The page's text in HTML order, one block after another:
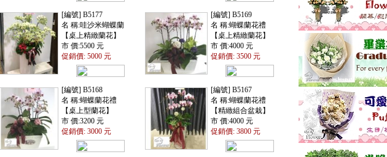
[編號] B5177
名 稱:哇沙米蝴蝶蘭
【桌上精緻蘭花】
市 價:5500 元
促銷價: 5000 元
[編號] B5169
名 稱:蝴蝶蘭花禮
【桌上精緻蘭花】
市 價:4000 元
促銷價: 3500 元
[編號] B5168
名 稱:蝴蝶蘭花禮
【桌上型蘭花】
市 價:3200 元
促銷價: 3000 元
[編號] B5167
名 稱:蝴蝶蘭花禮
【精緻組合盆栽】
市 價:4000 元
促銷價: 3800 元